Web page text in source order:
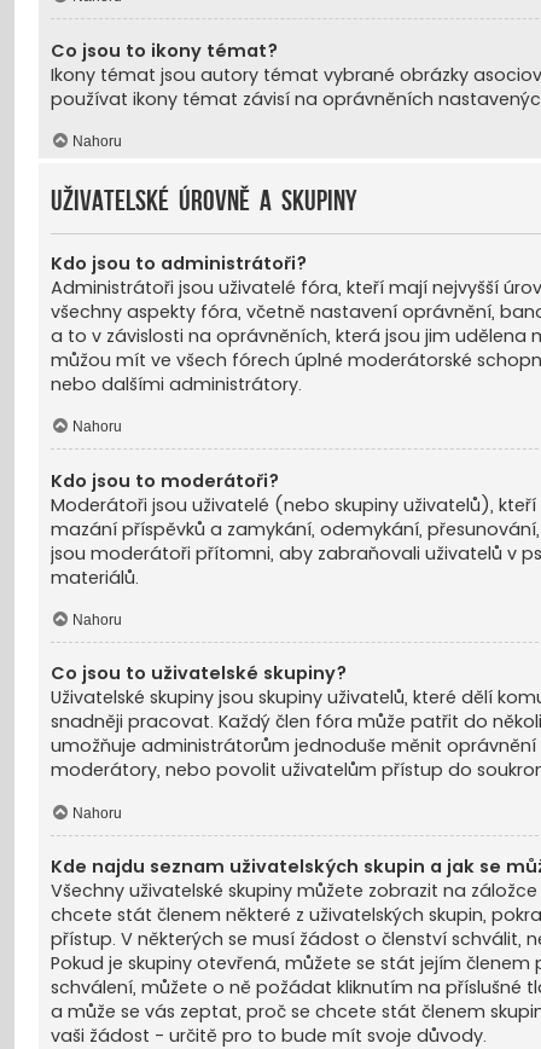
Co jsou to ikony témat?
Ikony témat jsou autory témat vybrané obrázky
používat ikony témat závisí na oprávněních
Nahoru
Uživatelské úrovně a skupiny
Kdo jsou to administrátoři?
Administrátoři jsou uživatelé fóra, kteří mají nejvyšší
všechny aspekty fóra, včetně nastavení oprávnění,
a to v závislosti na oprávněních, která jsou jim
můžou mít ve všech fórech úplné moderátorské
nebo dalšími administrátory.
Nahoru
Kdo jsou to moderátoři?
Moderátoři jsou uživatelé (nebo skupiny uživatelů),
mazání příspěvků a zamykání, odemykání,
jsou moderátoři přítomni, aby zabraňovali uživatelů v
materiálů.
Nahoru
Co jsou to uživatelské skupiny?
Uživatelské skupiny jsou skupiny uživatelů, které dělí
snadněji pracovat. Každý člen fóra může patřit do
umožňuje administrátorům jednoduše měnit
moderátory, nebo povolit uživatelům přístup do
Nahoru
Kde najdu seznam uživatelských skupin a jak se
Všechny uživatelské skupiny můžete zobrazit na záložce
chcete stát členem některé z uživatelských skupin,
přístup. V některých se musí žádost o členství schválit,
Pokud je skupiny otevřená, můžete se stát jejím
schválení, můžete o ně požádat kliknutím na příslušné
a může se vás zeptat, proč se chcete stát členem
vaši žádost - určitě pro to bude mít svoje důvody.